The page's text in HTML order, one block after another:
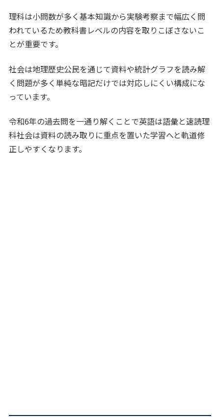
理科は小問数が多く基本知識から実験考察まで幅広く問
われているため教科書レベルの内容を取りこぼさないこ
とが重要です。
社会は地理歴史公民を通じて資料や統計グラフを読み解
く問題が多く単純な暗記だけでは対応しにくい構成にな
っています。
令和6年の過去問を一通り解くことで英語は語彙と速読理
科社会は資料の読み取りに重点を置いた学習へと軌道修
正しやすくなります。